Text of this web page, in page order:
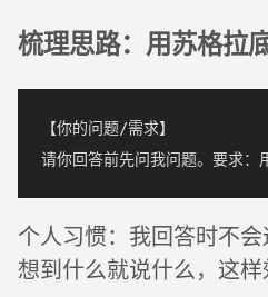
梳理思路：用苏格拉
【你的问题/需求】
个人习惯：我回答时不
想到什么就说什么，这样